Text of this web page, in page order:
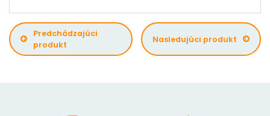
Predchádzajúci
produkt
Nasledujúci produkt